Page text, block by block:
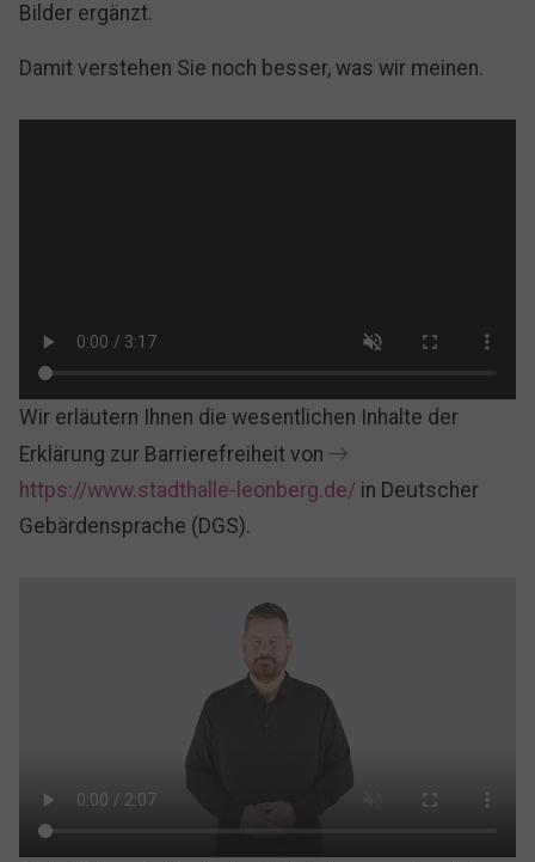
Bilder ergänzt.
Damit verstehen Sie noch besser, was wir meinen.
Wir erläutern Ihnen die wesentlichen Inhalte der
Erklärung zur Barrierefreiheit von
https://www.stadthalle-leonberg.de/ in Deutscher
Gebärdensprache (DGS).